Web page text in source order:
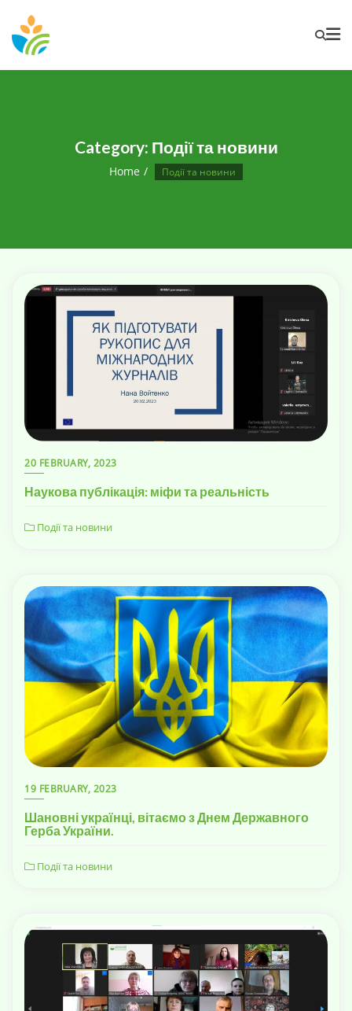
Category: Події та новини
Home Події та новини
20 FEBRUARY, 2023
Наукова публікація: міфи та реальність
Події та новини
19 FEBRUARY, 2023
Шановні українці, вітаємо з Днем Державного
Герба України.
Події та новини